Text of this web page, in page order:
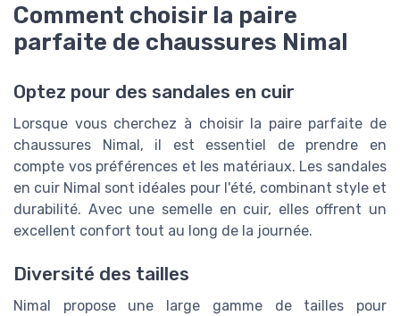
Comment choisir la paire
parfaite de chaussures Nimal
Optez pour des sandales en cuir
Lorsque vous cherchez à choisir la paire parfaite de
chaussures Nimal, il est essentiel de prendre en
compte vos préférences et les matériaux. Les sandales
en cuir Nimal sont idéales pour l'été, combinant style et
durabilité. Avec une semelle en cuir, elles offrent un
excellent confort tout au long de la journée.
Diversité des tailles
Nimal propose une large gamme de tailles pour